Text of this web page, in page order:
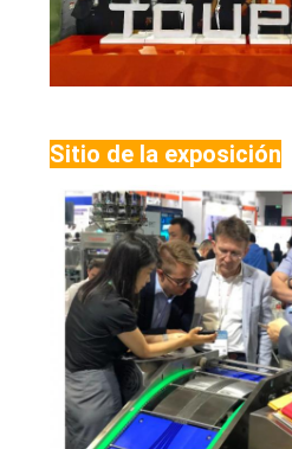
Sitio de la exposición